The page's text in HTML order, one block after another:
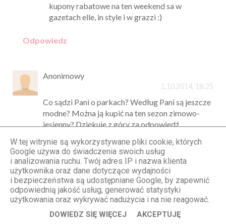
kupony rabatowe na ten weekend sa w
gazetach elle, in style i w grazzi :)
Odpowiedz
Anonimowy
1.10.2014, 18:25
Co sądzi Pani o parkach? Według Pani są jeszcze
modne? Można ją kupić na ten sezon zimowo-
jesienny? Dziękuje z góry za odpowiedź.
Odpowiedz
Odpowiedzi
STYLOLY Aleksandra Marzęda
2.10.2014, 10:14
Parki są ponadczasowe - nie wychodzą z
mody, także u mnie są zawsze na liście
W tej witrynie są wykorzystywane pliki cookie, których
Google używa do świadczenia swoich usług
i analizowania ruchu. Twój adres IP i nazwa klienta
użytkownika oraz dane dotyczące wydajności
i bezpieczeństwa są udostępniane Google, by zapewnić
odpowiednią jakość usług, generować statystyki
użytkowania oraz wykrywać nadużycia i na nie reagować.
DOWIEDZ SIĘ WIĘCEJ AKCEPTUJĘ